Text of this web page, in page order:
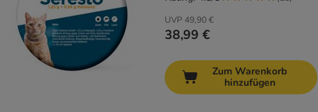
UVP 49,90 €
38,99 €
Zum Warenkorb
hinzufügen